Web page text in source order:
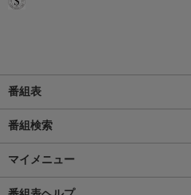
番組表
番組検索
マイメニュー